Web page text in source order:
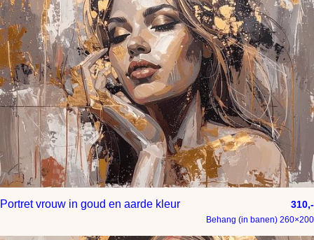
Portret vrouw in goud en aarde kleur 310,-
Behang (in banen) 260×200